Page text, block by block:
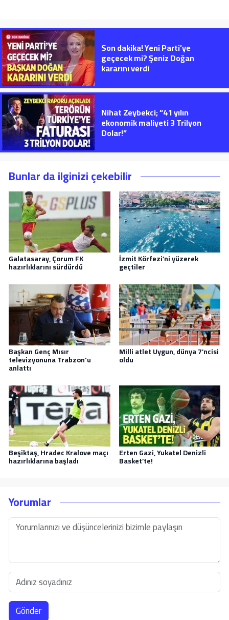
Son dakika! Yeni Parti’ye
geçecek mi? Şeniz Doğan
kararını verdi
Nihat Zeybekci; “41 yılın
ekonomik maliyeti 3 Trilyon
Dolar!”
Bunlar da ilginizi çekebilir
Galatasaray, Çorum FK
hazırlıklarını sürdürdü
İzmit Körfezi’ni yüzerek
geçtiler
Başkan Genç Mısır
televizyonuna Trabzon'u
anlattı
Milli atlet Uygun, dünya 7’ncisi
oldu
Beşiktaş, Hradec Kralove maçı
hazırlıklarına başladı
Erten Gazi, Yukatel Denizli
Basket’te!
Yorumlar
Gönder